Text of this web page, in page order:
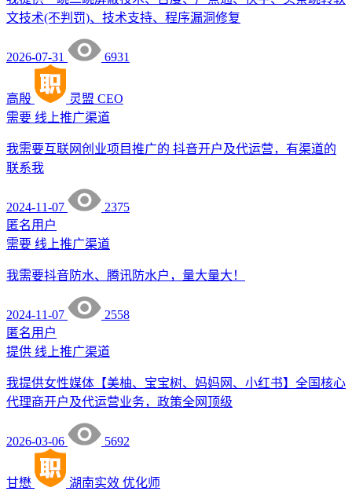
文技术(不判罚)、技术支持、程序漏洞修复
2026-07-31 6931
高殷 灵盟 CEO
需要 线上推广渠道
我需要互联网创业项目推广的 抖音开户及代运营，有渠道的
联系我
2024-11-07
2375
匿名用户
需要 线上推广渠道
我需要抖音防水、腾讯防水户，量大量大！
2024-11-07
2558
匿名用户
提供 线上推广渠道
我提供女性媒体【美柚、宝宝树、妈妈网、小红书】全国核心
代理商开户及代运营业务，政策全网顶级
2026-03-06 5692
甘懋 湖南实效 优化师